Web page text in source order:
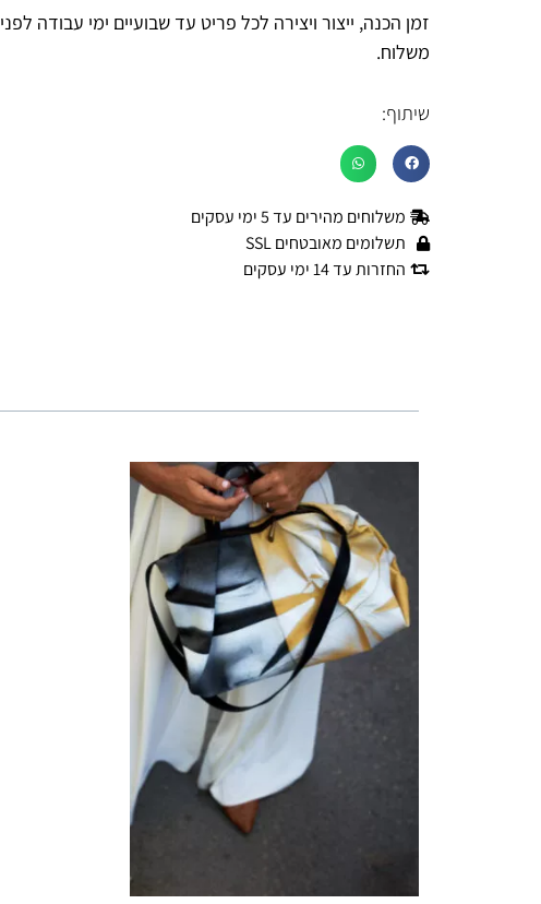
זמן הכנה, ייצור ויצירה לכל פריט עד שבועיים ימי עבודה לפני
משלוח.
שיתוף:
משלוחים מהירים עד 5 ימי עסקים
תשלומים מאובטחים SSL
החזרות עד 14 ימי עסקים